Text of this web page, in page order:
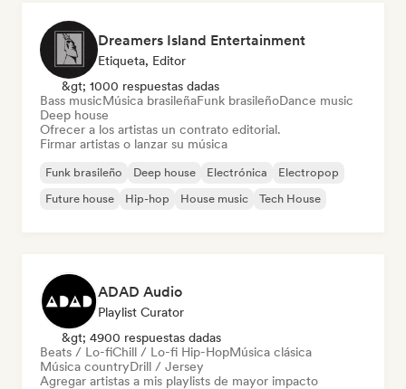
Dreamers Island Entertainment
Etiqueta, Editor
&gt; 1000 respuestas dadas
Bass musicMúsica brasileñaFunk brasileñoDance music
Deep house
Ofrecer a los artistas un contrato editorial.
Firmar artistas o lanzar su música
Funk brasileño Deep house Electrónica
Electropop
Future house
Hip-hop House music Tech House
ADAD Audio
Playlist Curator
&gt; 4900 respuestas dadas
Beats / Lo-fiChill / Lo-fi Hip-HopMúsica clásica
Música countryDrill / Jersey
Agregar artistas a mis playlists de mayor impacto